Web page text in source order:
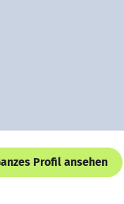
Profil ansehen